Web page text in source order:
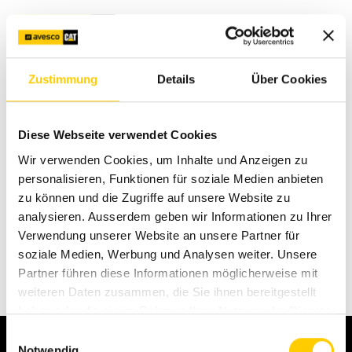
Zustimmung Details Über Cookies
Diese Webseite verwendet Cookies
Wir verwenden Cookies, um Inhalte und Anzeigen zu
personalisieren, Funktionen für soziale Medien anbieten
zu können und die Zugriffe auf unsere Website zu
analysieren. Ausserdem geben wir Informationen zu Ihrer
Verwendung unserer Website an unsere Partner für
soziale Medien, Werbung und Analysen weiter. Unsere
Partner führen diese Informationen möglicherweise mit
weiteren Daten zusammen, die Sie ihnen bereitgestellt
haben oder die sie im Rahmen Ihrer Nutzung der Dienste
Contact
Facelift elements Test area 711